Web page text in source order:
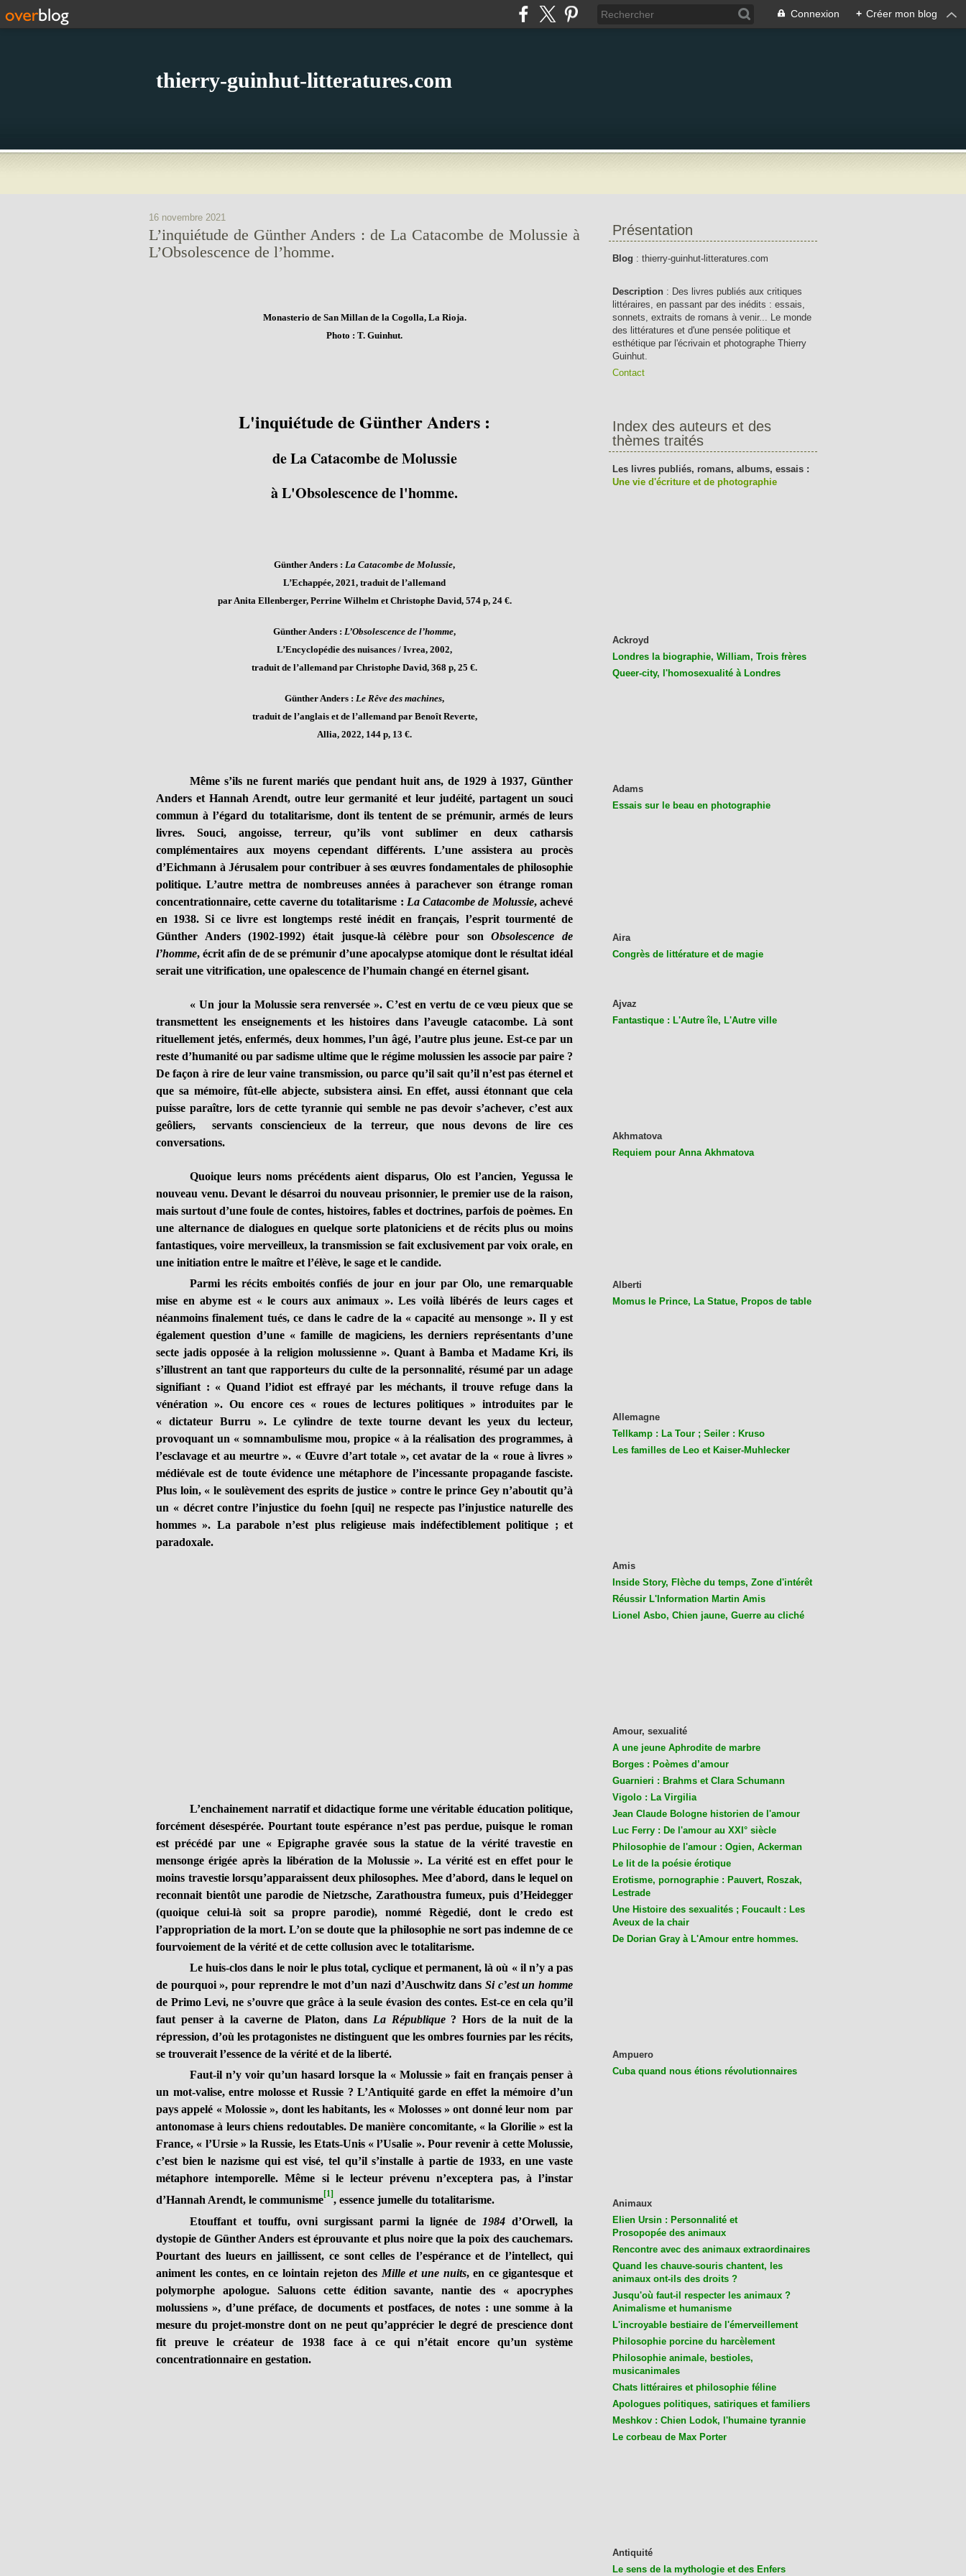
Connexion + Créer mon blog
thierry-guinhut-litteratures.com
16 novembre 2021
L’inquiétude de Günther Anders : de La Catacombe de Molussie à
L’Obsolescence de l’homme.
Monasterio de San Millan de la Cogolla, La Rioja.
Photo : T. Guinhut.
L'inquiétude de Günther Anders :
de La Catacombe de Molussie
à L'Obsolescence de l'homme.
Günther Anders : La Catacombe de Molussie,
L’Echappée, 2021, traduit de l’allemand
par Anita Ellenberger, Perrine Wilhelm et Christophe David, 574 p, 24 €.
Günther Anders : L’Obsolescence de l’homme,
L’Encyclopédie des nuisances / Ivrea, 2002,
traduit de l’allemand par Christophe David, 368 p, 25 €.
Günther Anders : Le Rêve des machines,
traduit de l’anglais et de l’allemand par Benoît Reverte,
Allia, 2022, 144 p, 13 €.
Même s’ils ne furent mariés que pendant huit ans, de 1929 à 1937, Günther
Anders et Hannah Arendt, outre leur germanité et leur judéité, partagent un souci
commun à l’égard du totalitarisme, dont ils tentent de se prémunir, armés de leurs
livres. Souci, angoisse, terreur, qu’ils vont sublimer en deux catharsis
complémentaires aux moyens cependant différents. L’une assistera au procès
d’Eichmann à Jérusalem pour contribuer à ses œuvres fondamentales de philosophie
politique. L’autre mettra de nombreuses années à parachever son étrange roman
concentrationnaire, cette caverne du totalitarisme : La Catacombe de Molussie, achevé
en 1938. Si ce livre est longtemps resté inédit en français, l’esprit tourmenté de
Günther Anders (1902-1992) était jusque-là célèbre pour sonObsolescence de
l’homme, écrit afin de de se prémunir d’une apocalypse atomique dont le résultat idéal
serait une vitrification, une opalescence de l’humain changé en éternel gisant.
« Un jour la Molussie sera renversée ». C’est en vertu de ce vœu pieux que se
transmettent les enseignements et les histoires dans l’aveugle catacombe. Là sont
rituellement jetés, enfermés, deux hommes, l’un âgé, l’autre plus jeune. Est-ce par un
reste d’humanité ou par sadisme ultime que le régime molussien les associe par paire ?
De façon à rire de leur vaine transmission, ou parce qu’il sait qu’il n’est pas éternel et
que sa mémoire, fût-elle abjecte, subsistera ainsi. En effet, aussi étonnant que cela
puisse paraître, lors de cette tyrannie qui semble ne pas devoir s’achever, c’est aux
geôliers, servants consciencieux de la terreur, que nous devons de lire ces
conversations.
Quoique leurs noms précédents aient disparus, Olo est l’ancien, Yegussa le
nouveau venu. Devant le désarroi du nouveau prisonnier, le premier use de la raison,
mais surtout d’une foule de contes, histoires, fables et doctrines, parfois de poèmes. En
une alternance de dialogues en quelque sorte platoniciens et de récits plus ou moins
fantastiques, voire merveilleux, la transmission se fait exclusivement par voix orale, en
une initiation entre le maître et l’élève, le sage et le candide.
Parmi les récits emboités confiés de jour en jour par Olo, une remarquable
mise en abyme est « le cours aux animaux ». Les voilà libérés de leurs cages et
néanmoins finalement tués, ce dans le cadre de la « capacité au mensonge ». Il y est
également question d’une « famille de magiciens, les derniers représentants d’une
secte jadis opposée à la religion molussienne ». Quant à Bamba et Madame Kri, ils
s’illustrent an tant que rapporteurs du culte de la personnalité, résumé par un adage
signifiant : « Quand l’idiot est effrayé par les méchants, il trouve refuge dans la
vénération ». Ou encore ces « roues de lectures politiques » introduites par le
« dictateur Burru ». Le cylindre de texte tourne devant les yeux du lecteur,
provoquant un « somnambulisme mou, propice « à la réalisation des programmes, à
l’esclavage et au meurtre ». « Œuvre d’art totale », cet avatar de la « roue à livres »
médiévale est de toute évidence une métaphore de l’incessante propagande fasciste.
Plus loin, « le soulèvement des esprits de justice » contre le prince Gey n’aboutit qu’à
un « décret contre l’injustice du foehn [qui] ne respecte pas l’injustice naturelle des
hommes ». La parabole n’est plus religieuse mais indéfectiblement politique ; et
paradoxale.
L’enchainement narratif et didactique forme une véritable éducation politique,
forcément désespérée. Pourtant toute espérance n’est pas perdue, puisque le roman
est précédé par une « Epigraphe gravée sous la statue de la vérité travestie en
mensonge érigée après la libération de la Molussie ». La vérité est en effet pour le
moins travestie lorsqu’apparaissent deux philosophes. Mee d’abord, dans le lequel on
reconnait bientôt une parodie de Nietzsche, Zarathoustra fumeux, puis d’Heidegger
(quoique celui-là soit sa propre parodie), nommé Règedié, dont le credo est
l’appropriation de la mort. L’on se doute que la philosophie ne sort pas indemne de ce
fourvoiement de la vérité et de cette collusion avec le totalitarisme.
Le huis-clos dans le noir le plus total, cyclique et permanent, là où « il n’y a pas
de pourquoi », pour reprendre le mot d’un nazi d’Auschwitz dansSi c’est un homme
de Primo Levi, ne s’ouvre que grâce à la seule évasion des contes. Est-ce en cela qu’il
faut penser à la caverne de Platon, dans La République? Hors de la nuit de la
répression, d’où les protagonistes ne distinguent que les ombres fournies par les récits,
se trouverait l’essence de la vérité et de la liberté.
Faut-il n’y voir qu’un hasard lorsque la « Molussie » fait en français penser à
un mot-valise, entre molosse et Russie ? L’Antiquité garde en effet la mémoire d’un
pays appelé « Molossie », dont les habitants, les « Molosses » ont donné leur nom par
antonomase à leurs chiens redoutables. De manière concomitante, « la Glorilie » est la
France, « l’Ursie » la Russie, les Etats-Unis « l’Usalie ». Pour revenir à cette Molussie,
c’est bien le nazisme qui est visé, tel qu’il s’installe à partie de 1933, en une vaste
métaphore intemporelle. Même si le lecteur prévenu n’exceptera pas, à l’instar
d’Hannah Arendt, le communisme[1], essence jumelle du totalitarisme.
Etouffant et touffu, ovni surgissant parmi la lignée de
1984d’Orwell, la
dystopie de Günther Anders est éprouvante et plus noire que la poix des cauchemars.
Pourtant des lueurs en jaillissent, ce sont celles de l’espérance et de l’intellect, qui
animent les contes, en ce lointain rejeton des Mille et une nuits, en ce gigantesque et
polymorphe apologue. Saluons cette édition savante, nantie des « apocryphes
molussiens », d’une préface, de documents et postfaces, de notes : une somme à la
mesure du projet-monstre dont on ne peut qu’apprécier le degré de prescience dont
fit preuve le créateur de 1938 face à ce qui n’était encore qu’un système
concentrationnaire en gestation.
Présentation
Blog : thierry-guinhut-litteratures.com
Description : Des livres publiés aux critiques
littéraires, en passant par des inédits : essais,
sonnets, extraits de romans à venir... Le monde
des littératures et d'une pensée politique et
esthétique par l'écrivain et photographe Thierry
Guinhut.
Contact
Index des auteurs et des
thèmes traités
Les livres publiés, romans, albums, essais :
Une vie d'écriture et de photographie
Ackroyd
Londres la biographie, William, Trois frères
Queer-city, l'homosexualité à Londres
Adams
Essais sur le beau en photographie
Aira
Congrès de littérature et de magie
Ajvaz
Fantastique : L'Autre île, L'Autre ville
Akhmatova
Requiem pour Anna Akhmatova
Alberti
Momus le Prince, La Statue, Propos de table
Allemagne
Tellkamp : La Tour ; Seiler : Kruso
Les familles de Leo et Kaiser-Muhlecker
Amis
Inside Story, Flèche du temps, Zone d'intérêt
Réussir L'Information Martin Amis
Lionel Asbo, Chien jaune, Guerre au cliché
Amour, sexualité
A une jeune Aphrodite de marbre
Borges : Poèmes d’amour
Guarnieri : Brahms et Clara Schumann
Vigolo : La Virgilia
Jean Claude Bologne historien de l'amour
Luc Ferry : De l'amour au XXI° siècle
Philosophie de l'amour : Ogien, Ackerman
Le lit de la poésie érotique
Erotisme, pornographie : Pauvert, Roszak,
Lestrade
Une Histoire des sexualités ; Foucault : Les
Aveux de la chair
De Dorian Gray à L'Amour entre hommes.
Ampuero
Cuba quand nous étions révolutionnaires
Animaux
Elien Ursin : Personnalité et
Prosopopée des animaux
Rencontre avec des animaux extraordinaires
Quand les chauve-souris chantent, les
animaux ont-ils des droits ?
Jusqu'où faut-il respecter les animaux ?
Animalisme et humanisme
L'incroyable bestiaire de l'émerveillement
Philosophie porcine du harcèlement
Philosophie animale, bestioles,
musicanimales
Chats littéraires et philosophie féline
Apologues politiques, satiriques et familiers
Meshkov : Chien Lodok, l'humaine tyrannie
Le corbeau de Max Porter
Antiquité
Le sens de la mythologie et des Enfers